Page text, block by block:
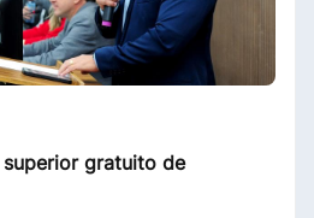
gratuito de